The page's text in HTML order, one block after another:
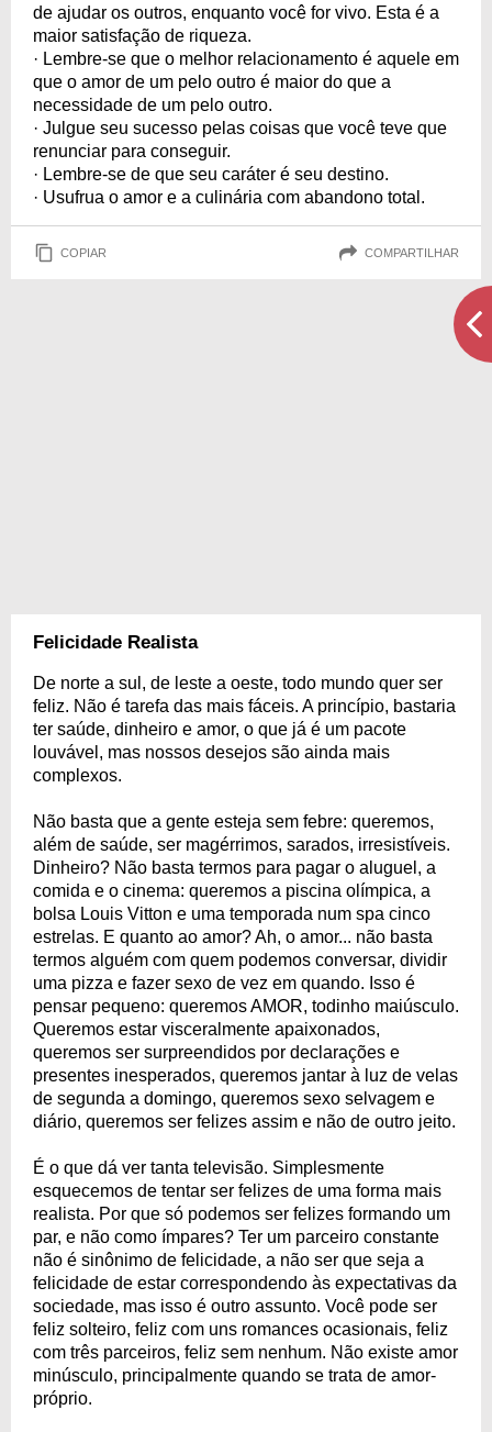
de ajudar os outros, enquanto você for vivo. Esta é a
maior satisfação de riqueza.
· Lembre-se que o melhor relacionamento é aquele em
que o amor de um pelo outro é maior do que a
necessidade de um pelo outro.
· Julgue seu sucesso pelas coisas que você teve que
renunciar para conseguir.
· Lembre-se de que seu caráter é seu destino.
· Usufrua o amor e a culinária com abandono total.
COPIAR COMPARTILHAR
Felicidade Realista
De norte a sul, de leste a oeste, todo mundo quer ser
feliz. Não é tarefa das mais fáceis. A princípio, bastaria
ter saúde, dinheiro e amor, o que já é um pacote
louvável, mas nossos desejos são ainda mais
complexos.
Não basta que a gente esteja sem febre: queremos,
além de saúde, ser magérrimos, sarados, irresistíveis.
Dinheiro? Não basta termos para pagar o aluguel, a
comida e o cinema: queremos a piscina olímpica, a
bolsa Louis Vitton e uma temporada num spa cinco
estrelas. E quanto ao amor? Ah, o amor... não basta
termos alguém com quem podemos conversar, dividir
uma pizza e fazer sexo de vez em quando. Isso é
pensar pequeno: queremos AMOR, todinho maiúsculo.
Queremos estar visceralmente apaixonados,
queremos ser surpreendidos por declarações e
presentes inesperados, queremos jantar à luz de velas
de segunda a domingo, queremos sexo selvagem e
diário, queremos ser felizes assim e não de outro jeito.
É o que dá ver tanta televisão. Simplesmente
esquecemos de tentar ser felizes de uma forma mais
realista. Por que só podemos ser felizes formando um
par, e não como ímpares? Ter um parceiro constante
não é sinônimo de felicidade, a não ser que seja a
felicidade de estar correspondendo às expectativas da
sociedade, mas isso é outro assunto. Você pode ser
feliz solteiro, feliz com uns romances ocasionais, feliz
com três parceiros, feliz sem nenhum. Não existe amor
minúsculo, principalmente quando se trata de amor-
próprio.